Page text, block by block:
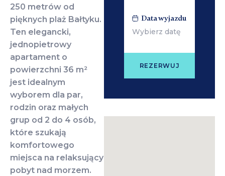
250 metrów od
pięknych plaż Bałtyku.
Ten elegancki,
jednopietrowy
apartament o
powierzchni 36 m²
jest idealnym
wyborem dla par,
rodzin oraz małych
grup od 2 do 4 osób,
które szukają
komfortowego
miejsca na relaksujący
pobyt nad morzem.
Data wyjazdu
REZERWUJ